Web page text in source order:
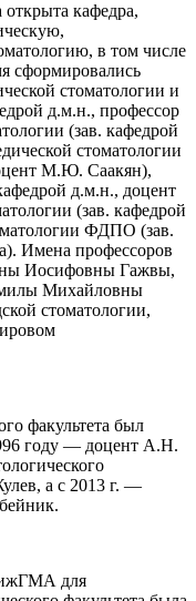
открыта кафедра,
в том числе
сформировались
стоматологии и
д.м.н., профессор
(зав. кафедрой
стоматологии
М.Ю. Саакян),
д.м.н., доцент
(зав. кафедрой
ФДПО (зав.
Имена профессоров
Иосифовны Гажвы,
Михайловны
стоматологии,
факультета был
году — доцент А.Н.
а с 2013 г. —
для